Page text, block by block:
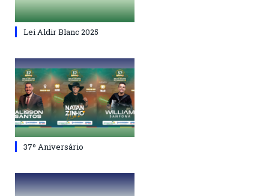
Lei Aldir Blanc 2025
37º Aniversário